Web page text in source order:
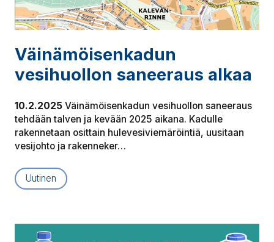
Väi­nä­möi­sen­ka­dun
vesihuollon saneeraus alkaa
10.2.2025 Väinämöisenkadun vesihuollon saneeraus
tehdään talven ja kevään 2025 aikana. Kadulle
rakennetaan osittain hulevesiviemäröintiä, uusitaan
vesijohto ja rakenneker…
Uutinen